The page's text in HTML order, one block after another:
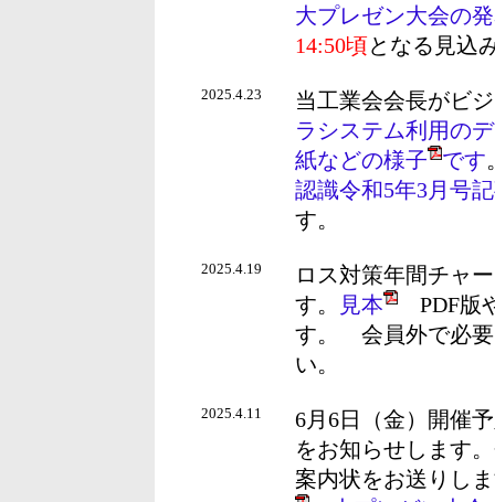
大プレゼン大会の
14:50頃となる見込
2025.4.23
当工業会会長がビ
ラシステム利用の
紙などの様子
です
認識令和5年3月号
す。
2025.4.19
ロス対策年間チャ
す。
見本
PDF版
す。 会員外で必要
い。
2025.4.11
6月6日（金）開催
をお知らせします
案内状をお送りし